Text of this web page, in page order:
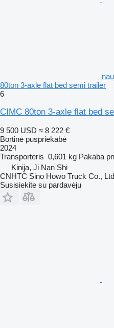
80ton 3-axle flat bed semi trailer
6
CIMC 80ton 3-axle flat bed
9 500 USD ≈ 8 222 €
Bortinė puspriekabė
2024
Transporteris 0,601 kg Pakaba
Kinija, Ji Nan Shi
CNHTC Sino Howo Truck Co.,
Susisiekite su pardavėju